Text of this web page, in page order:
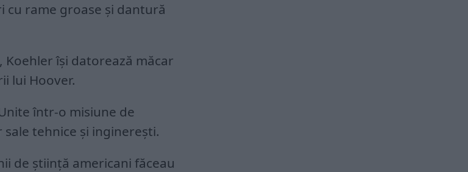
cu rame groase și dantură
își datorează măcar
lui Hoover.
într-o misiune de
tehnice și inginerești.
de știință americani făceau